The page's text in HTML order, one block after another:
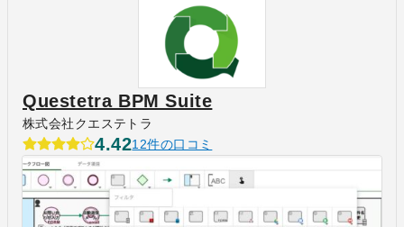
Questetra BPM Suite
株式会社クエステトラ
4.4212件の口コミ